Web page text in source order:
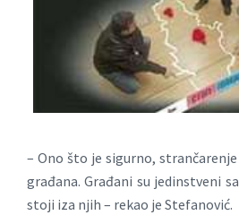
– Ono što je sigurno,
građana. Građani su jedinstveni
stoji iza njih – rekao je Stefanović.